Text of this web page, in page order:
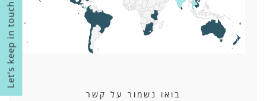
Let's keep in touch
בואו נשמור על קשר